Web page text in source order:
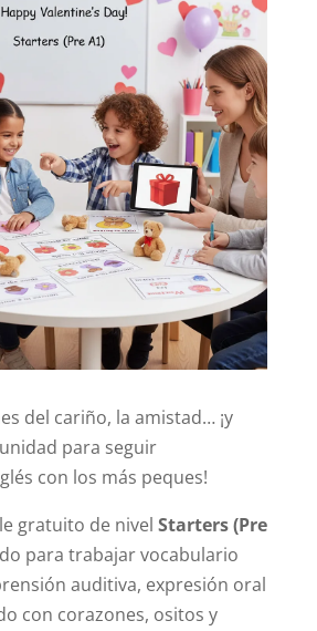
del cariño, la amistad… ¡y
para seguir
con los más peques!
gratuito de nivel Starters (Pre
para trabajar vocabulario
auditiva, expresión oral
con corazones, ositos y